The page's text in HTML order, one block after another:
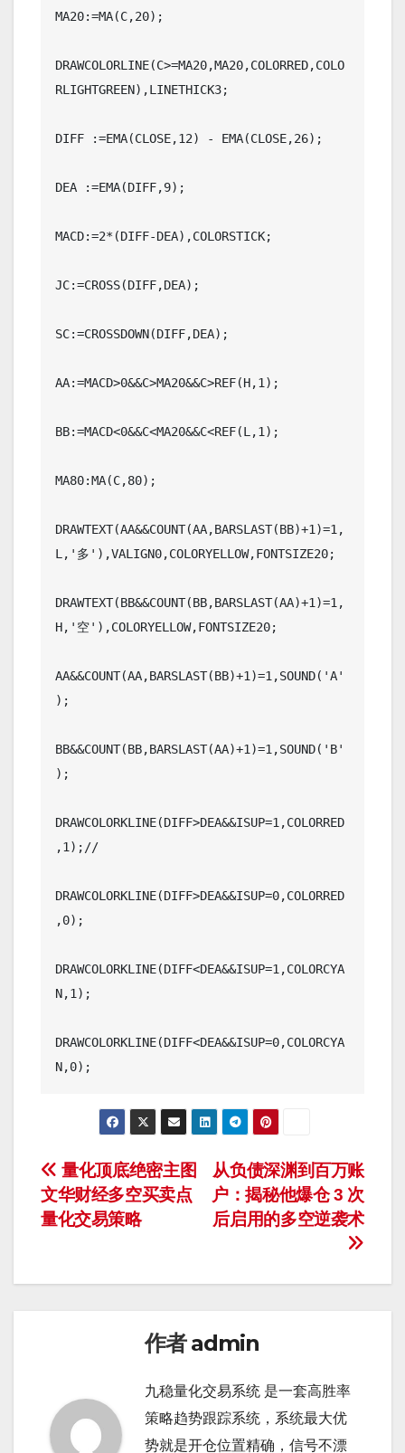
MA20:=MA(C,20);
DRAWCOLORLINE(C>=MA20,MA20,COLORRED,COLO
RLIGHTGREEN),LINETHICK3;
DIFF :=EMA(CLOSE,12) - EMA(CLOSE,26);
DEA :=EMA(DIFF,9);
MACD:=2*(DIFF-DEA),COLORSTICK;
JC:=CROSS(DIFF,DEA);
SC:=CROSSDOWN(DIFF,DEA);
AA:=MACD>0&&C>MA20&&C>REF(H,1);
BB:=MACD<0&&C<MA20&&C<REF(L,1);
MA80:MA(C,80);
DRAWTEXT(AA&&COUNT(AA,BARSLAST(BB)+1)=1,
L,'多'),VALIGN0,COLORYELLOW,FONTSIZE20;
DRAWTEXT(BB&&COUNT(BB,BARSLAST(AA)+1)=1,
H,'空'),COLORYELLOW,FONTSIZE20;
AA&&COUNT(AA,BARSLAST(BB)+1)=1,SOUND('A'
);
BB&&COUNT(BB,BARSLAST(AA)+1)=1,SOUND('B'
);
DRAWCOLORKLINE(DIFF>DEA&&ISUP=1,COLORRED
,1);//
DRAWCOLORKLINE(DIFF>DEA&&ISUP=0,COLORRED
,0);
DRAWCOLORKLINE(DIFF<DEA&&ISUP=1,COLORCYA
N,1);
DRAWCOLORKLINE(DIFF<DEA&&ISUP=0,COLORCYA
N,0);
文
章
航
从负债深渊到百万账
户：揭秘他爆仓 3 次
后启用的多空逆袭术
量化顶底绝密主图
文华财经多空买卖点
量化交易策略
作者admin
九稳量化交易系统 是一套高胜率
策略趋势跟踪系统，系统最大优
势就是开仓位置精确，信号不漂